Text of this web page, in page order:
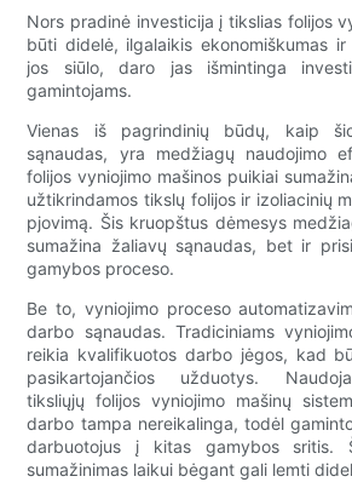
Nors pradinė investicija į tikslias folijos
būti didelė, ilgalaikis ekonomiškumas
jos siūlo, daro jas išmintinga
gamintojams.
Vienas iš pagrindinių būdų, kaip
sąnaudas, yra medžiagų naudojimo
folijos vyniojimo mašinos puikiai
užtikrindamos tikslų folijos ir izoliacinių
pjovimą. Šis kruopštus dėmesys
sumažina žaliavų sąnaudas, bet ir
gamybos proceso.
Be to, vyniojimo proceso
darbo sąnaudas. Tradiciniams
reikia kvalifikuotos darbo jėgos, kad
pasikartojančios užduotys.
tiksliųjų folijos vyniojimo mašinų
darbo tampa nereikalinga, todėl
darbuotojus į kitas gamybos sritis.
sumažinimas laikui bėgant gali lemti